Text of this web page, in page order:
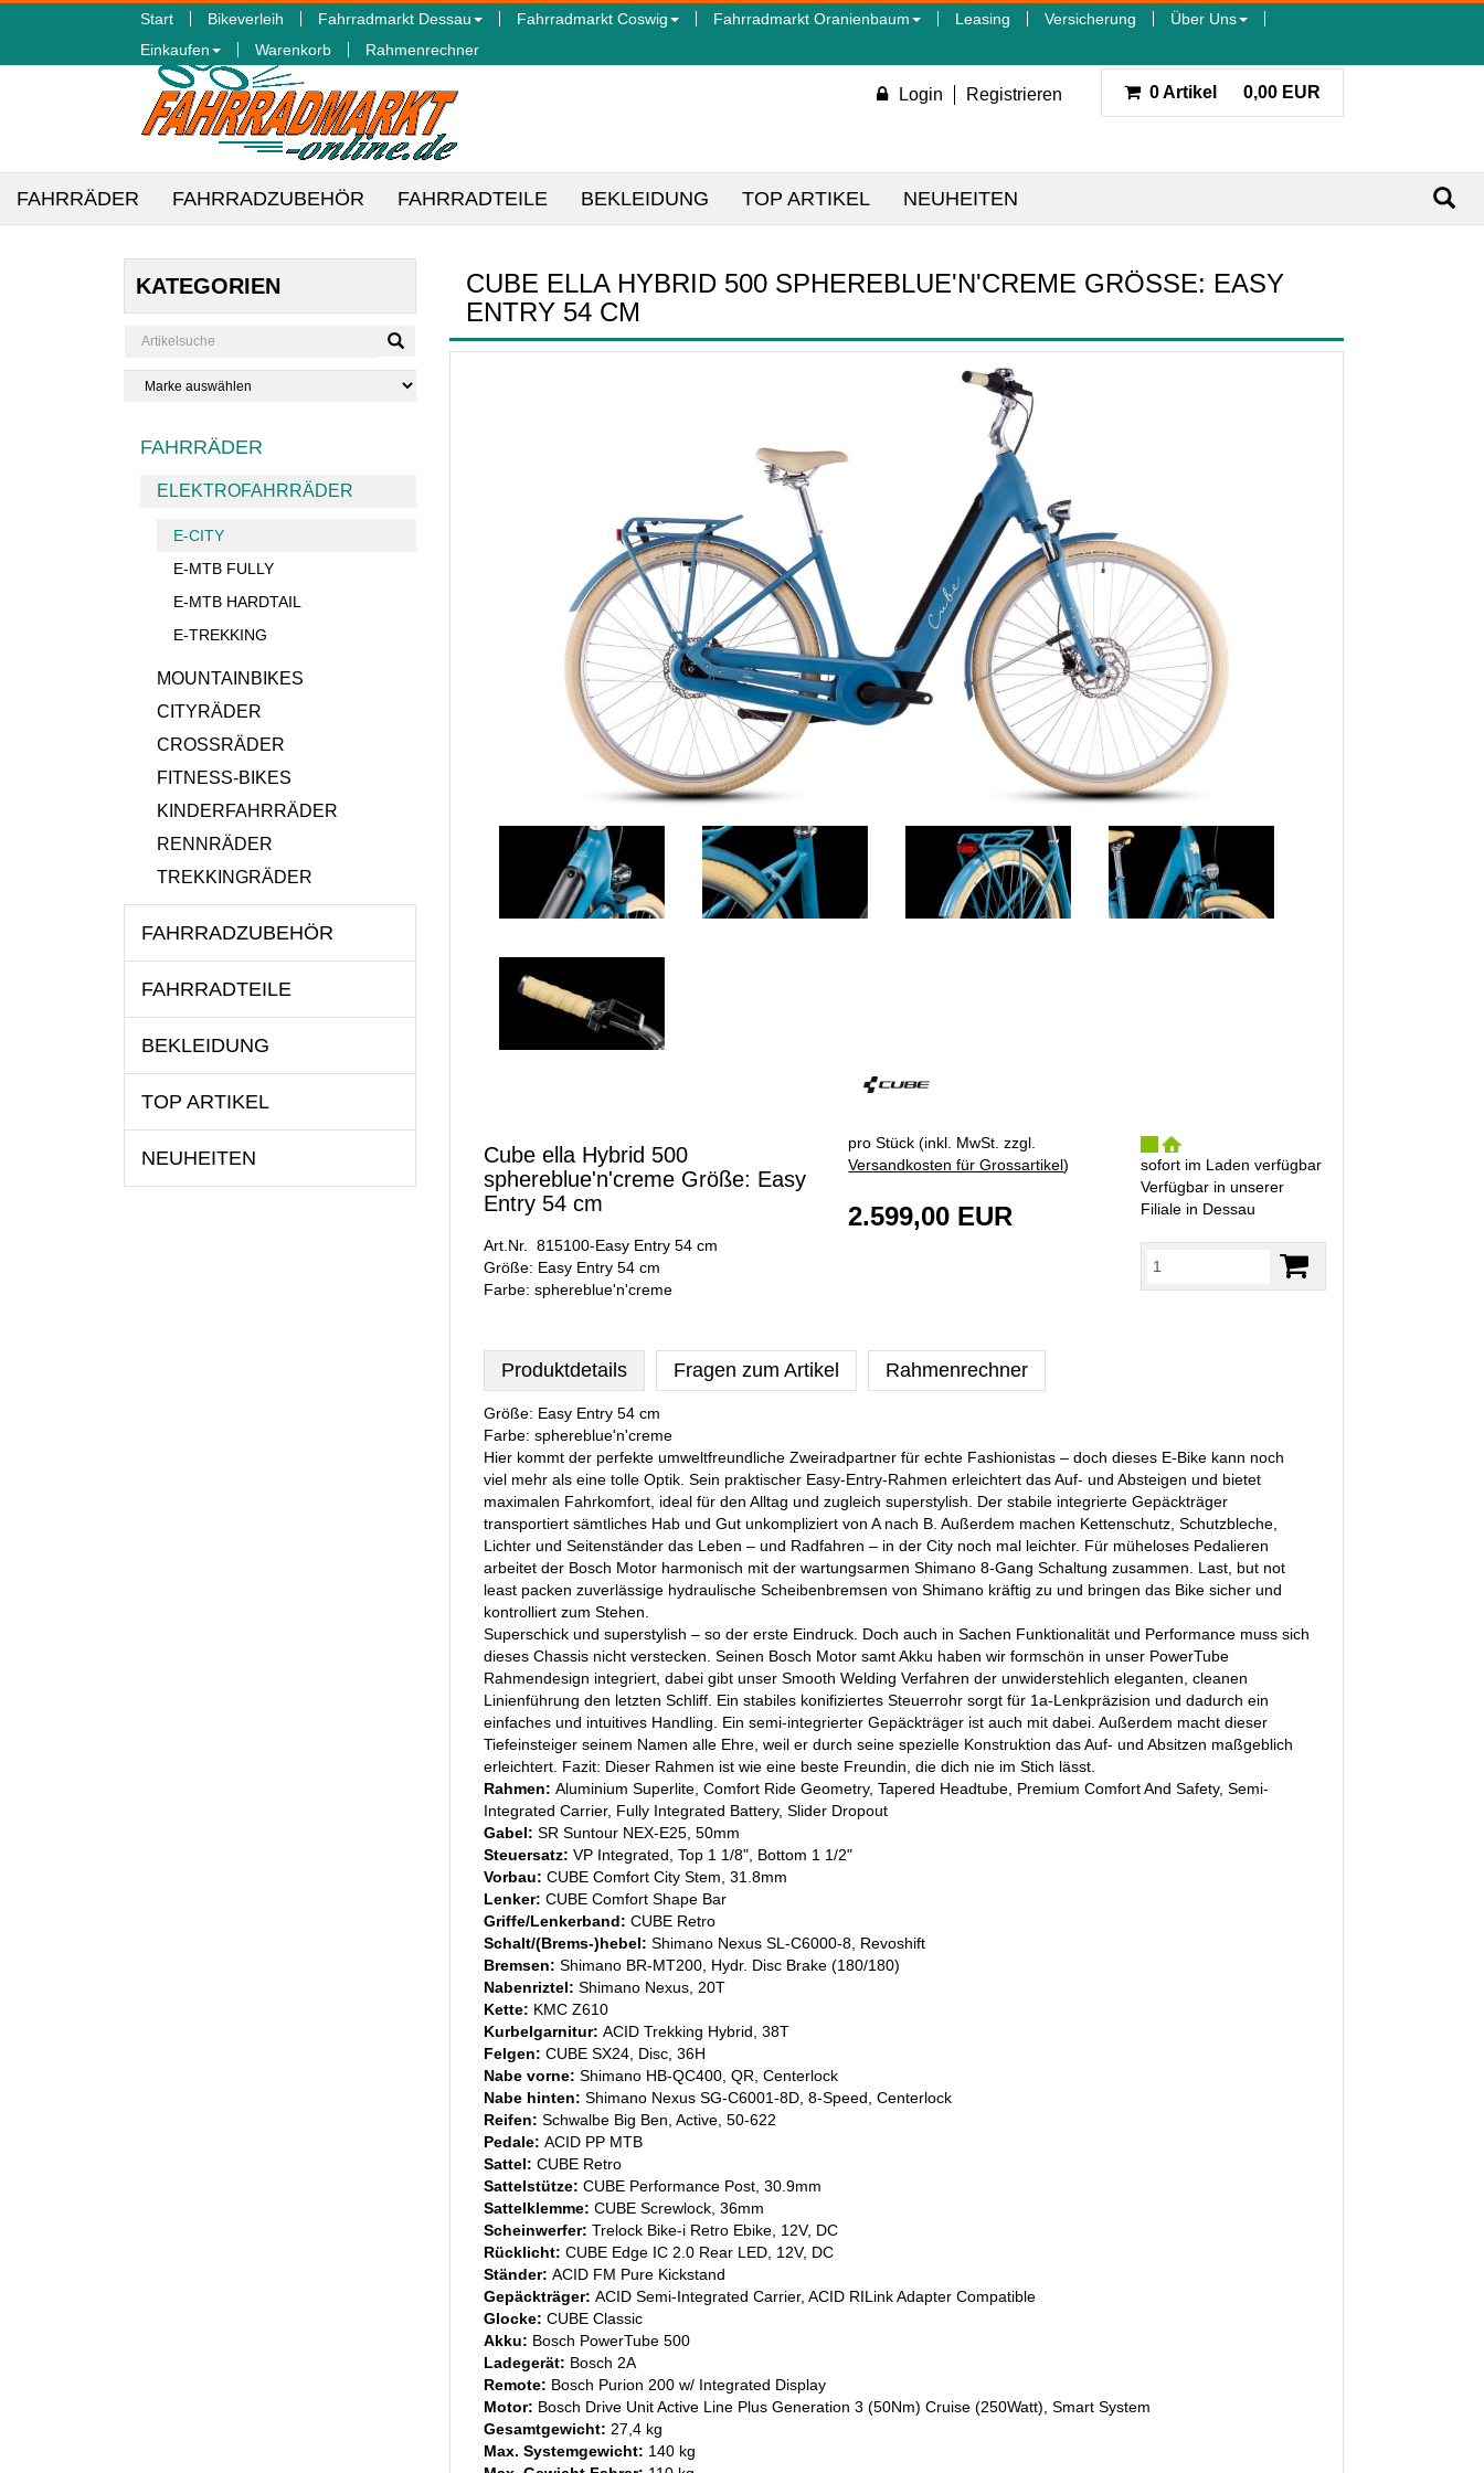
Start Bikeverleih Fahrradmarkt Dessau Fahrradmarkt Coswig Fahrradmarkt Oranienbaum Leasing Versicherung
Über Uns
Einkaufen
Warenkorb Rahmenrechner
Login Registrieren 0 Artikel 0,00 EUR
FAHRRÄDER FAHRRADZUBEHÖR FAHRRADTEILE BEKLEIDUNG TOP ARTIKEL NEUHEITEN
KATEGORIEN
FAHRRÄDER
ELEKTROFAHRRÄDER
E-CITY
E-MTB FULLY
E-MTB HARDTAIL
E-TREKKING
MOUNTAINBIKES
CITYRÄDER
CROSSRÄDER
FITNESS-BIKES
KINDERFAHRRÄDER
RENNRÄDER
TREKKINGRÄDER
FAHRRADZUBEHÖR
FAHRRADTEILE
BEKLEIDUNG
TOP ARTIKEL
NEUHEITEN
CUBE ELLA HYBRID 500 SPHEREBLUE'N'CREME GRÖSSE: EASY E
NTRY 54 CM
Cube ella Hybrid 500
sphereblue'n'creme Größe: Easy
Entry 54 cm
Art.Nr. 815100-Easy Entry 54 cm
Größe: Easy Entry 54 cm
Farbe: sphereblue'n'creme
pro Stück (inkl. MwSt. zzgl.
Versandkosten für Grossartikel)
2.599,00 EUR
sofort im Laden verfügbar
Verfügbar in unserer
Filiale in Dessau
Produktdetails Fragen zum Artikel Rahmenrechner
Größe: Easy Entry 54 cm
Farbe: sphereblue'n'creme
Hier kommt der perfekte umweltfreundliche Zweiradpartner für echte Fashionistas – doch dieses E-Bike kann noch
viel mehr als eine tolle Optik. Sein praktischer Easy-Entry-Rahmen erleichtert das Auf- und Absteigen und bietet
maximalen Fahrkomfort, ideal für den Alltag und zugleich superstylish. Der stabile integrierte Gepäckträger
transportiert sämtliches Hab und Gut unkompliziert von A nach B. Außerdem machen Kettenschutz, Schutzbleche,
Lichter und Seitenständer das Leben – und Radfahren – in der City noch mal leichter. Für müheloses Pedalieren
arbeitet der Bosch Motor harmonisch mit der wartungsarmen Shimano 8-Gang Schaltung zusammen. Last, but not
least packen zuverlässige hydraulische Scheibenbremsen von Shimano kräftig zu und bringen das Bike sicher und
kontrolliert zum Stehen.
Superschick und superstylish – so der erste Eindruck. Doch auch in Sachen Funktionalität und Performance muss sich
dieses Chassis nicht verstecken. Seinen Bosch Motor samt Akku haben wir formschön in unser PowerTube
Rahmendesign integriert, dabei gibt unser Smooth Welding Verfahren der unwiderstehlich eleganten, cleanen
Linienführung den letzten Schliff. Ein stabiles konifiziertes Steuerrohr sorgt für 1a-Lenkpräzision und dadurch ein
einfaches und intuitives Handling. Ein semi-integrierter Gepäckträger ist auch mit dabei. Außerdem macht dieser
Tiefeinsteiger seinem Namen alle Ehre, weil er durch seine spezielle Konstruktion das Auf- und Absitzen maßgeblich
erleichtert. Fazit: Dieser Rahmen ist wie eine beste Freundin, die dich nie im Stich lässt.
Rahmen: Aluminium Superlite, Comfort Ride Geometry, Tapered Headtube, Premium Comfort And Safety, Semi-
Integrated Carrier, Fully Integrated Battery, Slider Dropout
Gabel: SR Suntour NEX-E25, 50mm
Steuersatz: VP Integrated, Top 1 1/8", Bottom 1 1/2"
Vorbau: CUBE Comfort City Stem, 31.8mm
Lenker: CUBE Comfort Shape Bar
Griffe/Lenkerband: CUBE Retro
Schalt/(Brems-)hebel: Shimano Nexus SL-C6000-8, Revoshift
Bremsen: Shimano BR-MT200, Hydr. Disc Brake (180/180)
Nabenriztel: Shimano Nexus, 20T
Kette: KMC Z610
Kurbelgarnitur: ACID Trekking Hybrid, 38T
Felgen: CUBE SX24, Disc, 36H
Nabe vorne: Shimano HB-QC400, QR, Centerlock
Nabe hinten: Shimano Nexus SG-C6001-8D, 8-Speed, Centerlock
Reifen: Schwalbe Big Ben, Active, 50-622
Pedale: ACID PP MTB
Sattel: CUBE Retro
Sattelstütze: CUBE Performance Post, 30.9mm
Sattelklemme: CUBE Screwlock, 36mm
Scheinwerfer: Trelock Bike-i Retro Ebike, 12V, DC
Rücklicht: CUBE Edge IC 2.0 Rear LED, 12V, DC
Ständer: ACID FM Pure Kickstand
Gepäckträger: ACID Semi-Integrated Carrier, ACID RILink Adapter Compatible
Glocke: CUBE Classic
Akku: Bosch PowerTube 500
Ladegerät: Bosch 2A
Remote: Bosch Purion 200 w/ Integrated Display
Motor: Bosch Drive Unit Active Line Plus Generation 3 (50Nm) Cruise (250Watt), Smart System
Gesamtgewicht: 27,4 kg
Max. Systemgewicht: 140 kg